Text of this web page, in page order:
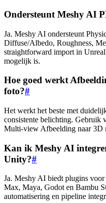
Ondersteunt Meshy AI
Ja. Meshy AI ondersteunt
Diffuse/Albedo, Roughness,
straightforward import in
mogelijk is.
Hoe goed werkt
foto?#
Het werkt het beste met
consistente belichting.
Multi-view Afbeelding naar 3D
Kan ik Meshy AI
Unity?#
Ja. Meshy AI biedt plugins
Max, Maya, Godot en Bambu
automatisering en pipeline